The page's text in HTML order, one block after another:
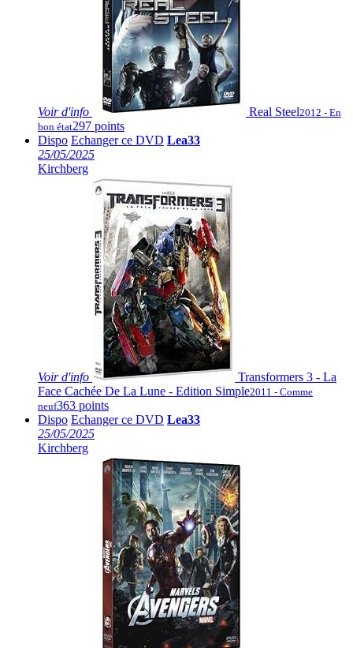
Voir d'info Real Steel2012 - En
bon état297 points
Dispo Echanger ce DVD Lea33
25/05/2025
Kirchberg
Voir d'info
Transformers 3 - La
Face Cachée De La Lune - Edition Simple2011 - Comme
neuf363 points
Dispo Echanger ce DVD Lea33
25/05/2025
Kirchberg